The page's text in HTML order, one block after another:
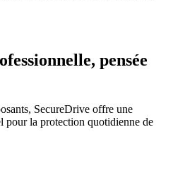
pensée
SecureDrive offre une
pour la protection quotidienne de